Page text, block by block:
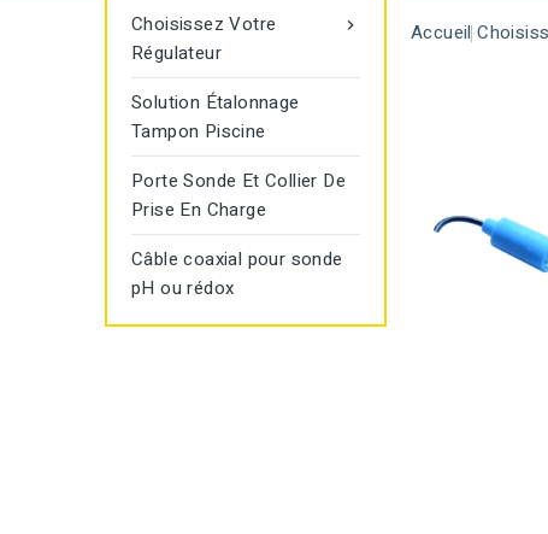

Choisissez Votre
Régulateur
Solution Étalonnage
Tampon Piscine
Porte Sonde Et Collier De
Prise En Charge
Câble coaxial pour sonde
pH ou rédox
Accueil